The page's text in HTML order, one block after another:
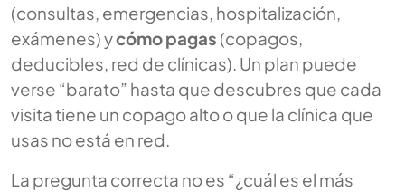
(consultas, emergencias, hospitalización,
exámenes) ycómo pagas (copagos,
deducibles, red de clínicas). Un plan puede
verse “barato” hasta que descubres que cada
visita tiene un copago alto o que la clínica que
usas no está en red.
La pregunta correcta no es “¿cuál es el más